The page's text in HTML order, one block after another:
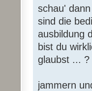
schau'
sind die
ausbildung
bist du
glaubst ... ?
jammern